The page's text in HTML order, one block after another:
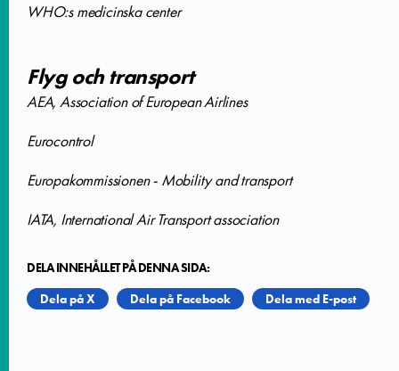
WHO:s medicinska center
Flyg och transport
AEA, Association of European Airlines
Eurocontrol
Europakommissionen - Mobility and transport
IATA, International Air Transport association
DELA INNEHÅLLET PÅ DENNA SIDA:
Dela på X
Dela på Facebook Dela med E-post